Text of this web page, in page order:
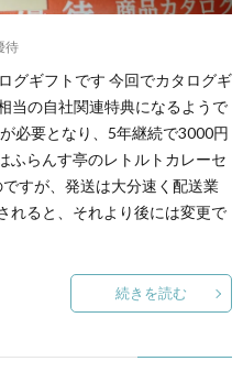
待
グギフトです 今回でカタログギ
当の自社関連特典になるようで
必要となり、5年継続で3000円
ふらんす亭のレトルトカレーセ
すが、発送は大分速く配送業
れると、それより後には変更で
続きを読む